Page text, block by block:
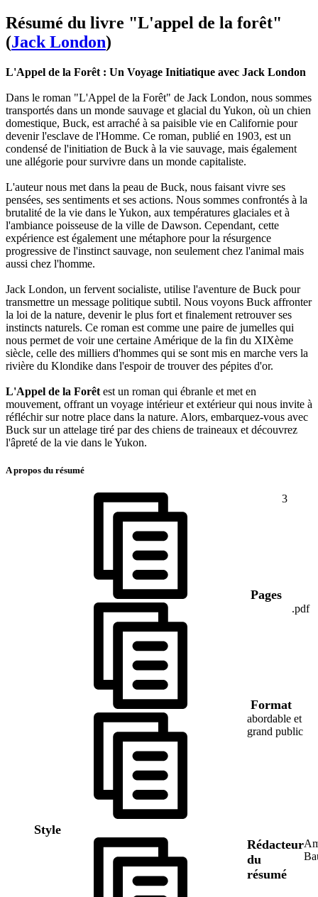
Résumé du livre "L'appel de la forêt"
(Jack London)
L'Appel de la Forêt : Un Voyage Initiatique avec Jack London
Dans le roman "L'Appel de la Forêt" de Jack London, nous sommes
transportés dans un monde sauvage et glacial du Yukon, où un chien
domestique, Buck, est arraché à sa paisible vie en Californie pour
devenir l'esclave de l'Homme. Ce roman, publié en 1903, est un
condensé de l'initiation de Buck à la vie sauvage, mais également
une allégorie pour survivre dans un monde capitaliste.
L'auteur nous met dans la peau de Buck, nous faisant vivre ses
pensées, ses sentiments et ses actions. Nous sommes confrontés à la
brutalité de la vie dans le Yukon, aux températures glaciales et à
l'ambiance poisseuse de la ville de Dawson. Cependant, cette
expérience est également une métaphore pour la résurgence
progressive de l'instinct sauvage, non seulement chez l'animal mais
aussi chez l'homme.
Jack London, un fervent socialiste, utilise l'aventure de Buck pour
transmettre un message politique subtil. Nous voyons Buck affronter
la loi de la nature, devenir le plus fort et finalement retrouver ses
instincts naturels. Ce roman est comme une paire de jumelles qui
nous permet de voir une certaine Amérique de la fin du XIXème
siècle, celle des milliers d'hommes qui se sont mis en marche vers la
rivière du Klondike dans l'espoir de trouver des pépites d'or.
L'Appel de la Forêt est un roman qui ébranle et met en
mouvement, offrant un voyage intérieur et extérieur qui nous invite à
réfléchir sur notre place dans la nature. Alors, embarquez-vous avec
Buck sur un attelage tiré par des chiens de traineaux et découvrez
l'âpreté de la vie dans le Yukon.
A propos du résumé
Pages
3
Format
.pdf
Style
abordable et
grand public
Rédacteur
du
résumé